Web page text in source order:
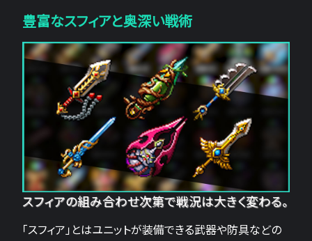
豊富なスフィアと奥深い戦術
スフィアの組み合わせ次第で戦況は大きく変わる。
「スフィア」とはユニットが装備できる武器や防具などの